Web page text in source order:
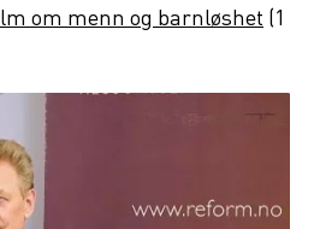
om menn og barnløshet(1